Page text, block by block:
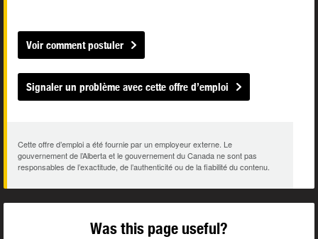
Voir comment postuler
Signaler un problème avec cette offre d’emploi
Cette offre d’emploi a été fournie par un employeur externe. Le
gouvernement de l’Alberta et le gouvernement du Canada ne sont pas
responsables de l’exactitude, de l’authenticité ou de la fiabilité du contenu.
Was this page useful?